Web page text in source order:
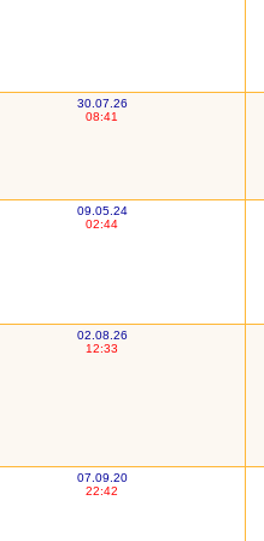
30.07.26
08:41
09.05.24
02:44
02.08.26
12:33
07.09.20
22:42